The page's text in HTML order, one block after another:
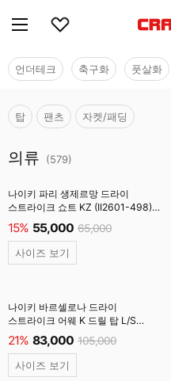
언더테크 축구화 풋살화
탑 팬츠 자켓/패딩
의류 (579)
나이키 파리 생제르망 드라이
스트라이크 쇼트 KZ (II2601-498)
브래크넌블루 #
15% 55,000 65,000
사이즈 보기
나이키 바르셀로나 드라이
스트라이크 어웨 K 드릴 탑 L/S
(IQ1309-505) 필드퍼플 #
21% 83,000 105,000
사이즈 보기